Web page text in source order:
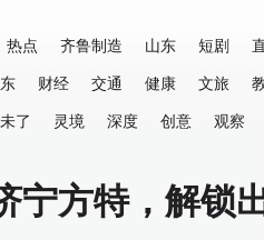
热点 齐鲁制造 山东 短剧
财经 交通 健康 文旅
了 灵境 深度 创意 观察
宁方特，解锁